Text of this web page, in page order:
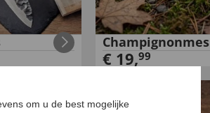
Champignonmes
€ 19,99
om u de best mogelijke